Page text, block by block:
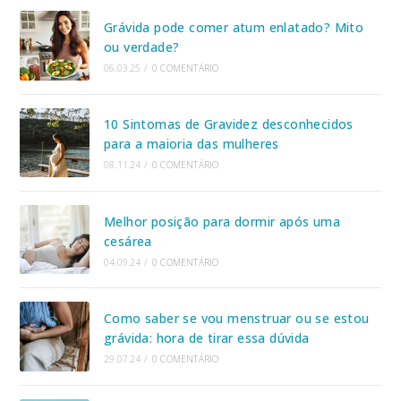
Grávida pode comer atum enlatado? Mito
ou verdade?
06.03.25 / 0 COMENTÁRIO
10 Sintomas de Gravidez desconhecidos
para a maioria das mulheres
08.11.24 / 0 COMENTÁRIO
Melhor posição para dormir após uma
cesárea
04.09.24 / 0 COMENTÁRIO
Como saber se vou menstruar ou se estou
grávida: hora de tirar essa dúvida
29.07.24 / 0 COMENTÁRIO